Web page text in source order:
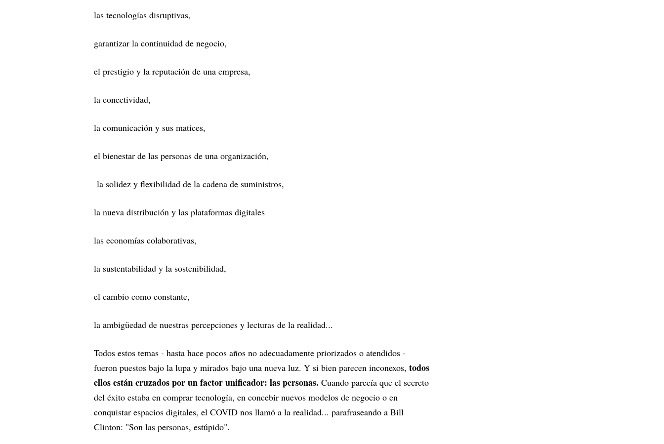
las tecnologías disruptivas,
garantizar la continuidad de negocio,
el prestigio y la reputación de una empresa,
la conectividad,
la comunicación y sus matices,
el bienestar de las personas de una organización,
la solidez y flexibilidad de la cadena de suministros,
la nueva distribución y las plataformas digitales
las economías colaborativas,
la sustentabilidad y la sostenibilidad,
el cambio como constante,
la ambigüedad de nuestras percepciones y lecturas de la realidad...
Todos estos temas - hasta hace pocos años no adecuadamente priorizados o atendidos -
fueron puestos bajo la lupa y mirados bajo una nueva luz. Y si bien parecen inconexos, todos
ellos están cruzados por un factor unificador: las personas. Cuando parecía que el secreto
del éxito estaba en comprar tecnología, en concebir nuevos modelos de negocio o en
conquistar espacios digitales, el COVID nos llamó a la realidad... parafraseando a Bill
Clinton: "Son las personas, estúpido".